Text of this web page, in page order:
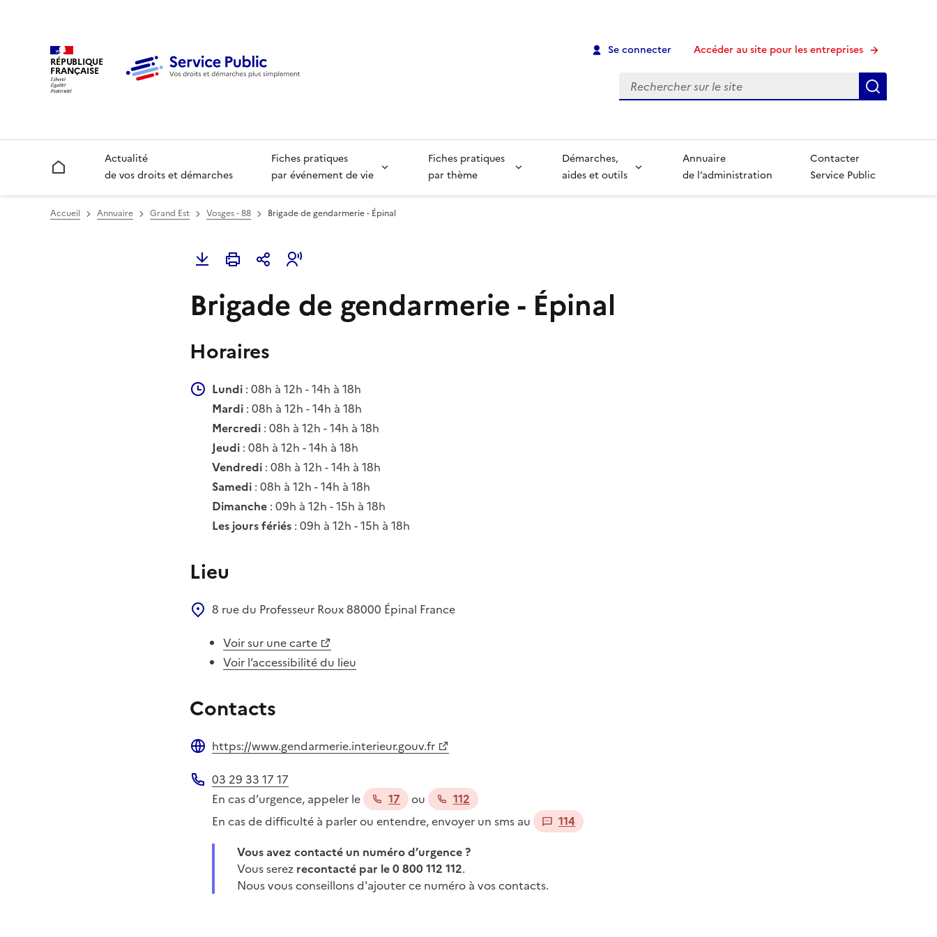
RÉPUBLIQUE
FRANÇAISE
Se connecter Accéder au site pour les entreprises
Recherche
Accueil
Actualité
de vos droits et démarches
Fiches pratiques
par événement de vie
Fiches pratiques
par thème
Démarches,
aides et outils
Annuaire
de l’administration
Contacter
Service Public
Accueil Annuaire Grand Est Vosges - 88 Brigade de gendarmerie - Épinal
Brigade de gendarmerie - Épinal
Horaires
Lundi : 08h à 12h - 14h à 18h
Mardi : 08h à 12h - 14h à 18h
Mercredi : 08h à 12h - 14h à 18h
Jeudi : 08h à 12h - 14h à 18h
Vendredi : 08h à 12h - 14h à 18h
Samedi : 08h à 12h - 14h à 18h
Dimanche : 09h à 12h - 15h à 18h
Les jours fériés : 09h à 12h - 15h à 18h
Lieu
8 rue du Professeur Roux88000 Épinal France
Voir sur une carte
Voir l’accessibilité du lieu
Contacts
https://www.gendarmerie.interieur.gouv.fr
Téléphone
03 29 33 17 17
En cas d’urgence, appeler le
17 ou
112
En cas de difficulté à parler ou entendre, envoyer un sms au
114
Vous avez contacté un numéro d’urgence ?
Vous serez recontacté par le 0 800 112 112.
Nous vous conseillons d'ajouter ce numéro à vos contacts.